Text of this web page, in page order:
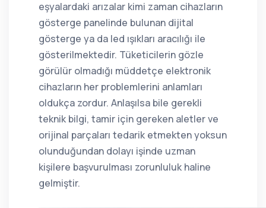
eşyalardaki arızalar kimi zaman cihazların
gösterge panelinde bulunan dijital
gösterge ya da led ışıkları aracılığı ile
gösterilmektedir. Tüketicilerin gözle
görülür olmadığı müddetçe elektronik
cihazların her problemlerini anlamları
oldukça zordur. Anlaşılsa bile gerekli
teknik bilgi, tamir için gereken aletler ve
orijinal parçaları tedarik etmekten yoksun
olunduğundan dolayı işinde uzman
kişilere başvurulması zorunluluk haline
gelmiştir.